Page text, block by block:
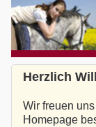
Herzlich
Wir freuen
Homepage